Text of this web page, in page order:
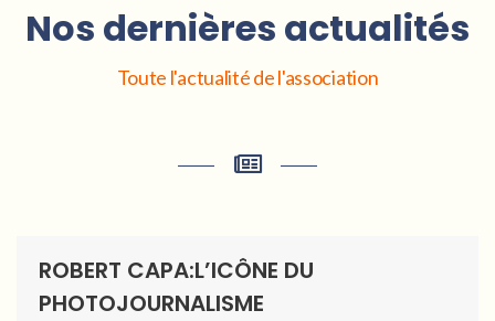
Nos dernières actualités
Toute l'actualité de l'association
ROBERT CAPA:L’ICÔNE DU
PHOTOJOURNALISME